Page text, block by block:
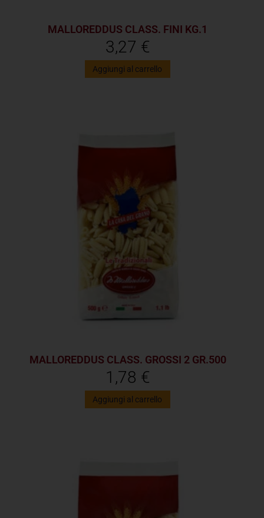
MALLOREDDUS CLASS. FINI KG.1
3,27 €
Aggiungi al carrello
MALLOREDDUS CLASS. GROSSI 2 GR.500
1,78 €
Aggiungi al carrello